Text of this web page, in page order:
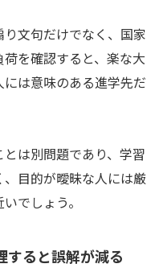
文句だけでなく、国家
を確認すると、楽な大
は意味のある進学先だ
は別問題であり、学習
目的が曖昧な人には厳
でしょう。
すると誤解が減る